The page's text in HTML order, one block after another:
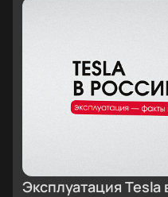
Эксплуатация Tesla